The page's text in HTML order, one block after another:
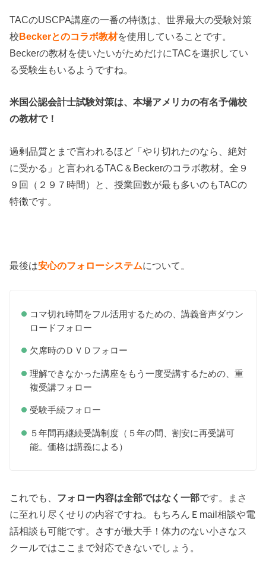
TACのUSCPA講座の一番の特徴は、世界最大の受験対策
校Beckerとのコラボ教材を使用していることです。
Beckerの教材を使いたいがためだけにTACを選択してい
る受験生もいるようですね。
米国公認会計士試験対策は、本場アメリカの有名予備校
の教材で！
過剰品質とまで言われるほど「やり切れたのなら、絶対
に受かる」と言われるTAC＆Beckerのコラボ教材。全９
９回（２９７時間）と、授業回数が最も多いのもTACの
特徴です。
最後は安心のフォローシステムについて。
コマ切れ時間をフル活用するための、講義音声ダウン
ロードフォロー
欠席時のＤＶＤフォロー
理解できなかった講座をもう一度受講するための、重
複受講フォロー
受験手続フォロー
５年間再継続受講制度（５年の間、割安に再受講可
能。価格は講義による）
これでも、 フォロー内容は全部ではなく一部です。まさ
に至れり尽くせりの内容ですね。もちろんＥmail相談や電
話相談も可能です。さすが最大手！体力のない小さなス
クールではここまで対応できないでしょう。